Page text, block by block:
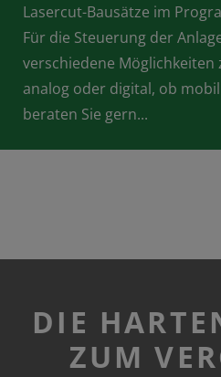
Lasercut-Bausätze im
Für die Steuerung der
verschiedene Möglichkeiten
analog oder digital, ob
beraten Sie gern...
DIE
ZUM